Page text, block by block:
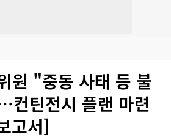
원 "중동 사태 등 불
컨틴전시 플랜 마련
고서]